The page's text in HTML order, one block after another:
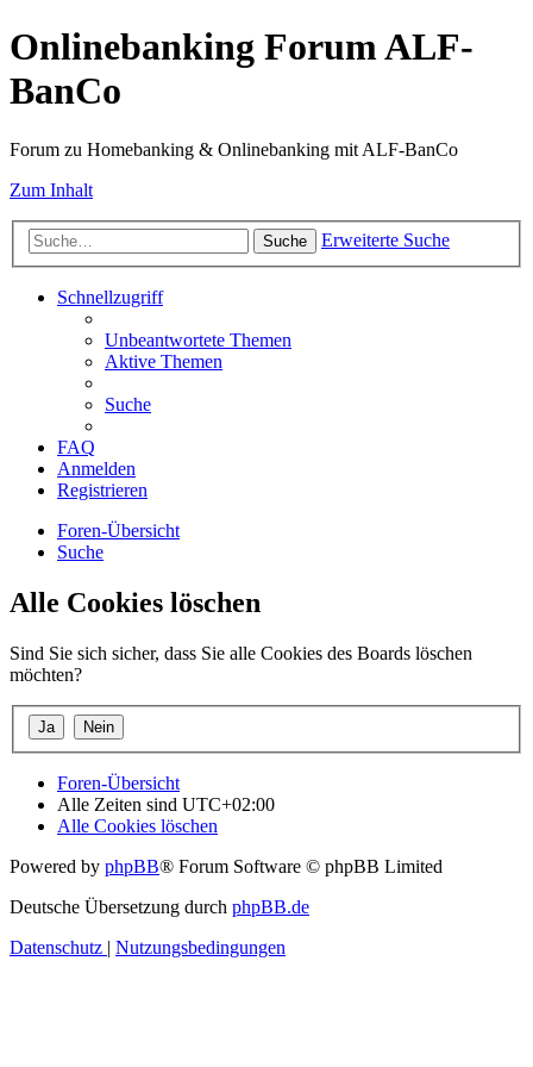
Onlinebanking Forum ALF-
BanCo
Forum zu Homebanking & Onlinebanking mit ALF-BanCo
Zum Inhalt
Suche Erweiterte Suche
Schnellzugriff
Unbeantwortete Themen
Aktive Themen
Suche
FAQ
Anmelden
Registrieren
Foren-Übersicht
Suche
Alle Cookies löschen
Sind Sie sich sicher, dass Sie alle Cookies des Boards löschen
möchten?
Foren-Übersicht
Alle Zeiten sind UTC+02:00
Alle Cookies löschen
Powered by phpBB® Forum Software © phpBB Limited
Deutsche Übersetzung durch phpBB.de
Datenschutz | Nutzungsbedingungen